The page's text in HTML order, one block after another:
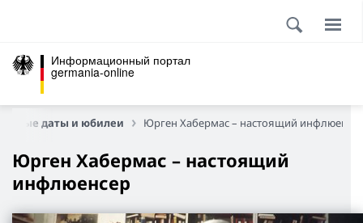
Информационный портал
germania-online
даты и юбилеи Юрген Хабермас – настоящий
Юрген Хабермас – настоящий
инфлюенсер